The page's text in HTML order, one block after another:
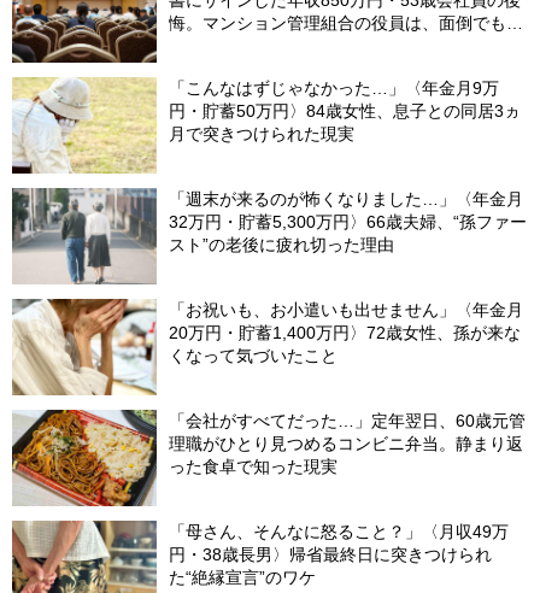
悔。マンション管理組合の役員は、面倒でも自
「こんなはずじゃなかった…」〈年金月9万
円・貯蓄50万円〉84歳女性、息子との同居3ヵ
月で突きつけられた現実
「週末が来るのが怖くなりました…」〈年金月
32万円・貯蓄5,300万円〉66歳夫婦、“孫ファー
スト”の老後に疲れ切った理由
「お祝いも、お小遣いも出せません」〈年金月
20万円・貯蓄1,400万円〉72歳女性、孫が来な
くなって気づいたこと
「会社がすべてだった…」定年翌日、60歳元管
理職がひとり見つめるコンビニ弁当。静まり返
った食卓で知った現実
「母さん、そんなに怒ること？」〈月収49万
円・38歳長男〉帰省最終日に突きつけられ
た“絶縁宣言”のワケ